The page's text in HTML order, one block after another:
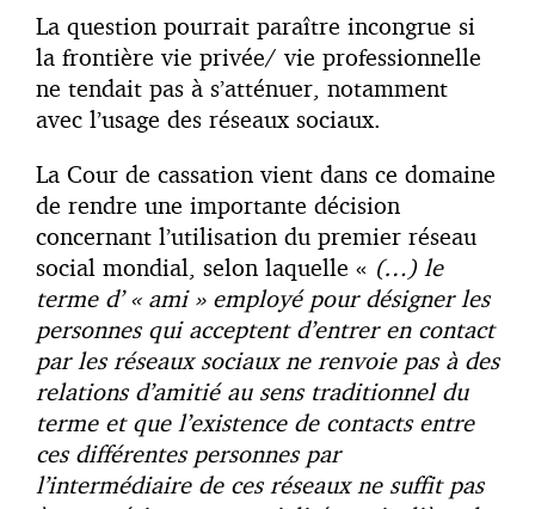
La question pourrait paraître incongrue si
la frontière vie privée/ vie professionnelle
ne tendait pas à s’atténuer, notamment
avec l’usage des réseaux sociaux.
La Cour de cassation vient dans ce domaine
de rendre une importante décision
concernant l’utilisation du premier réseau
social mondial, selon laquelle « (…) le
terme d’ « ami » employé pour désigner les
personnes qui acceptent d’entrer en contact
par les réseaux sociaux ne renvoie pas à des
relations d’amitié au sens traditionnel du
terme et que l’existence de contacts entre
ces différentes personnes par
l’intermédiaire de ces réseaux ne suffit pas